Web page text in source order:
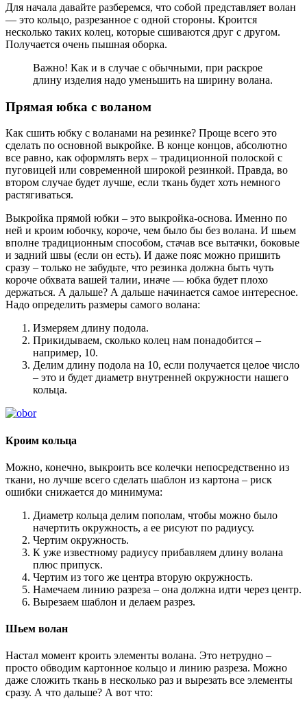
Для начала давайте разберемся, что собой представляет волан
— это кольцо, разрезанное с одной стороны. Кроится
несколько таких колец, которые сшиваются друг с другом.
Получается очень пышная оборка.
Важно! Как и в случае с обычными, при раскрое
длину изделия надо уменьшить на ширину волана.
Прямая юбка с воланом
Как сшить юбку с воланами на резинке? Проще всего это
сделать по основной выкройке. В конце концов, абсолютно
все равно, как оформлять верх – традиционной полоской с
пуговицей или современной широкой резинкой. Правда, во
втором случае будет лучше, если ткань будет хоть немного
растягиваться.
Выкройка прямой юбки – это выкройка-основа. Именно по
ней и кроим юбочку, короче, чем было бы без волана. И шьем
вполне традиционным способом, стачав все вытачки, боковые
и задний швы (если он есть). И даже пояс можно пришить
сразу – только не забудьте, что резинка должна быть чуть
короче обхвата вашей талии, иначе — юбка будет плохо
держаться. А дальше? А дальше начинается самое интересное.
Надо определить размеры самого волана:
Измеряем длину подола.
Прикидываем, сколько колец нам понадобится –
например, 10.
Делим длину подола на 10, если получается целое число
– это и будет диаметр внутренней окружности нашего
кольца.
Кроим кольца
Можно, конечно, выкроить все колечки непосредственно из
ткани, но лучше всего сделать шаблон из картона – риск
ошибки снижается до минимума:
Диаметр кольца делим пополам, чтобы можно было
начертить окружность, а ее рисуют по радиусу.
Чертим окружность.
К уже известному радиусу прибавляем длину волана
плюс припуск.
Чертим из того же центра вторую окружность.
Намечаем линию разреза – она должна идти через центр.
Вырезаем шаблон и делаем разрез.
Шьем волан
Настал момент кроить элементы волана. Это нетрудно –
просто обводим картонное кольцо и линию разреза. Можно
даже сложить ткань в несколько раз и вырезать все элементы
сразу. А что дальше? А вот что: